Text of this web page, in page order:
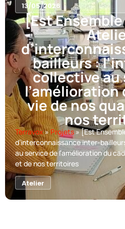
13/05/2026
[Est
bailleurs :
collective au
l’amélioration
vie de nos
nos
Terravox»Projets»[Est
d’interconnaissance inter-
au service de l’amélioration du
et de nos territoires
Atelier